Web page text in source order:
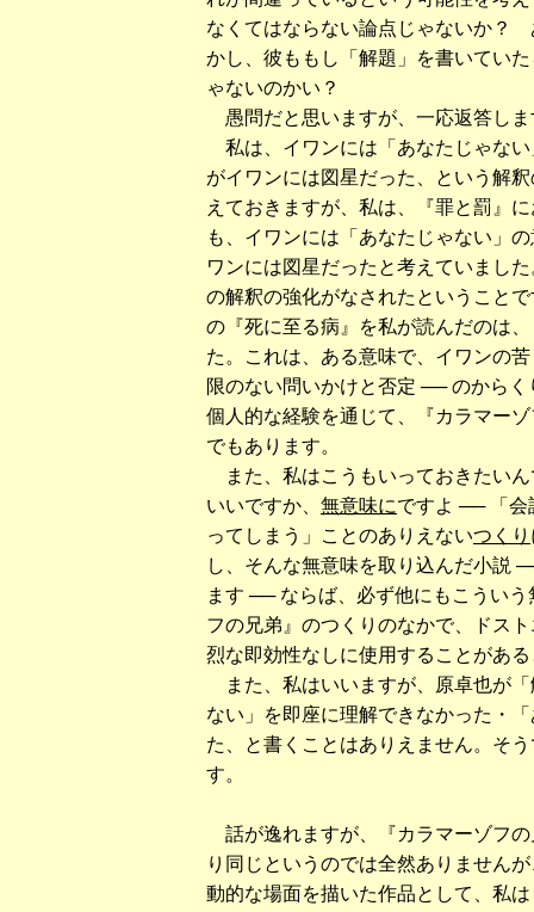
なくてはならない論点じゃないか？
かし、彼ももし「解題」を書いてい
ゃないのかい？
愚問だと思いますが、一応返答しま
私は、イワンには「あなたじゃな
がイワンには図星だった、という解
えておきますが、私は、『罪と罰』
も、イワンには「あなたじゃない」
ワンには図星だったと考えていまし
の解釈の強化がなされたということ
の『死に至る病』を私が読んだのは
た。これは、ある意味で、イワンの
限のない問いかけと否定 ── のから
個人的な経験を通じて、『カラマー
でもあります。
また、私はこうもいっておきたい
いいですか、 無意味にですよ ── 「会
ってしまう」ことのありえないつくり
し、そんな無意味を取り込んだ小説
ます ── ならば、必ず他にもこうい
フの兄弟』のつくりのなかで、ドス
烈な即効性なしに使用することがあ
また、私はいいますが、原卓也が
ない」を即座に理解できなかった・
た、と書くことはありえません。そ
す。
話が逸れますが、『カラマーゾフ
り同じというのでは全然ありません
動的な場面を描いた作品として、私